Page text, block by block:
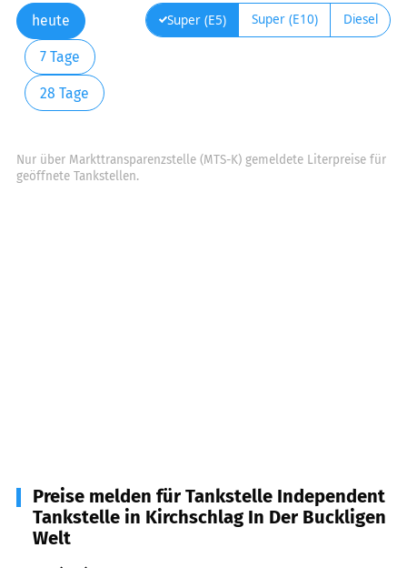
heute
7 Tage
28 Tage
Super (E5) Super (E10) Diesel
Nur über Markttransparenzstelle (MTS-K) gemeldete Literpreise für
geöffnete Tankstellen.
Preise melden für Tankstelle Independent
Tankstelle in Kirchschlag In Der Buckligen
Welt